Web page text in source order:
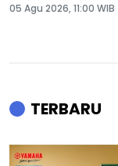
05 Agu 2026, 11:00 WIB
TERBARU